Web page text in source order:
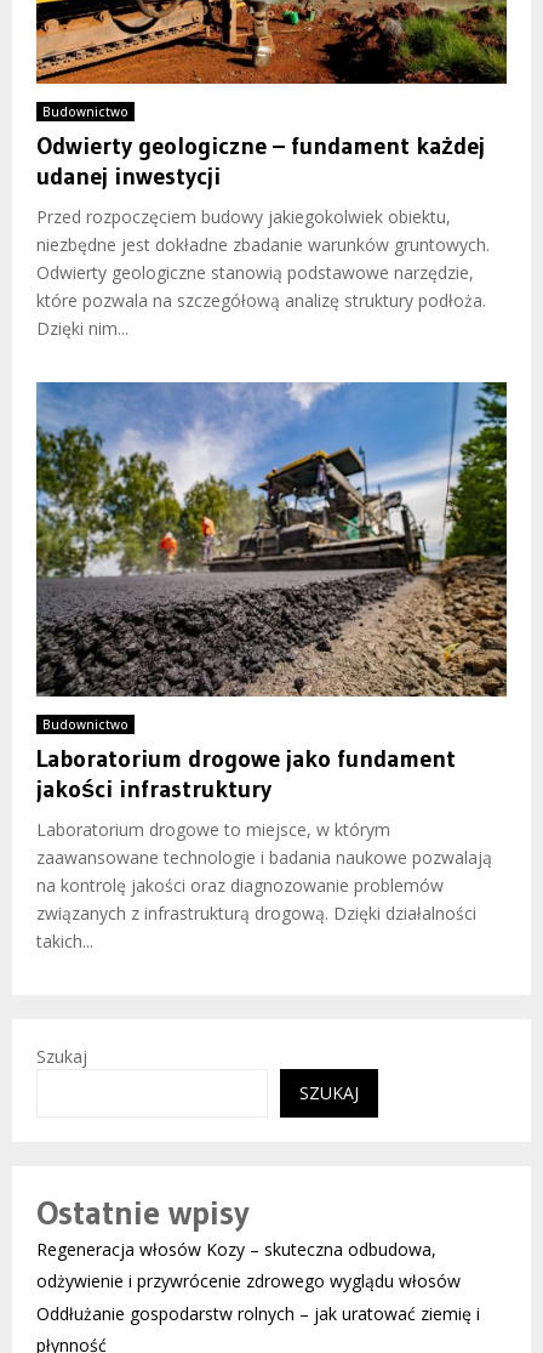
Budownictwo
Odwierty geologiczne – fundament każdej
udanej inwestycji
Przed rozpoczęciem budowy jakiegokolwiek obiektu,
niezbędne jest dokładne zbadanie warunków gruntowych.
Odwierty geologiczne stanowią podstawowe narzędzie,
które pozwala na szczegółową analizę struktury podłoża.
Dzięki nim...
Budownictwo
Laboratorium drogowe jako fundament
jakości infrastruktury
Laboratorium drogowe to miejsce, w którym
zaawansowane technologie i badania naukowe pozwalają
na kontrolę jakości oraz diagnozowanie problemów
związanych z infrastrukturą drogową. Dzięki działalności
takich...
Szukaj
SZUKAJ
Ostatnie wpisy
Regeneracja włosów Kozy – skuteczna odbudowa,
odżywienie i przywrócenie zdrowego wyglądu włosów
Oddłużanie gospodarstw rolnych – jak uratować ziemię i
płynność